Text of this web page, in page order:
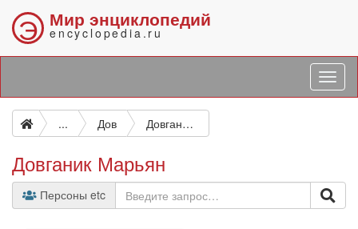
Э Мир энциклопедий
encyclopedia.ru
... Дов Довганик Марьян
Довганик Марьян
Персоны etc